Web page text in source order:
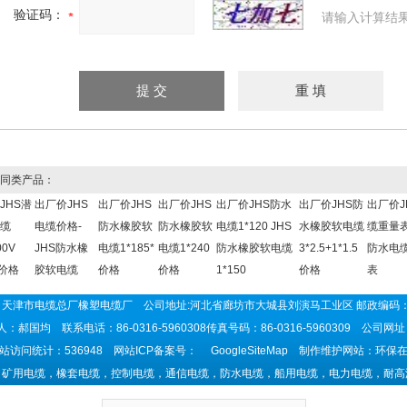
验证码： 请输入计算结
类产品：
潜
格
出厂价JHS
电缆价格-
JHS防水橡
胶软电缆
出厂价JHS
防水橡胶软
电缆1*185*
价格
出厂价JHS
防水橡胶软
电缆1*240
价格
出厂价JHS防水
电缆1*120 JHS
防水橡胶软电缆
1*150
出厂价JHS防
水橡胶软电缆
3*2.5+1*1.5
价格
出厂价
缆重量
防水电
表
天津市电缆总厂橡塑电缆厂 公司地址:河北省廊坊市大城县刘演马工业区 邮政编
：郝国均 联系电话：86-0316-5960308传真号码：86-0316-5960309 公司网址
访问统计：536948 网站ICP备案号：
GoogleSiteMap 制作维护网站：环保
用电缆，橡套电缆，控制电缆，通信电缆，防水电缆，船用电缆，电力电缆，耐